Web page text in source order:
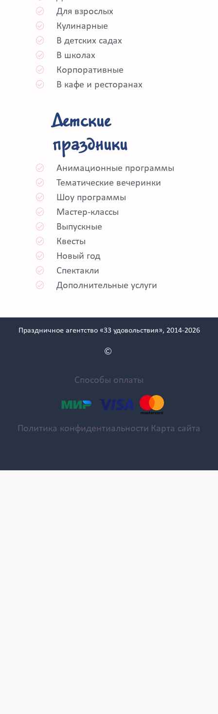
Детские
праздники
Анимационные программы
Тематические вечеринки
Шоу программы
Мастер-классы
Выпускные
Квесты
Новый год
Спектакли
Дополнительные услуги
Для взрослых
Кулинарные
В детских садах
В школах
Корпоративные
В кафе и ресторанах
Праздничное агентство «33 удовольствия», 2014-2026
Способы оплаты
Политика конфидентиальности Карта сайта